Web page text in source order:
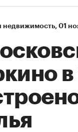
недвижимость⁠, 01